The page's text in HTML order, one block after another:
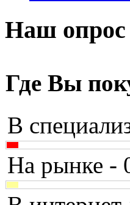
Assistant
Asus(2)
Brain
Brava
Canyon
Наш опрос
Где Вы
В
На рынке -